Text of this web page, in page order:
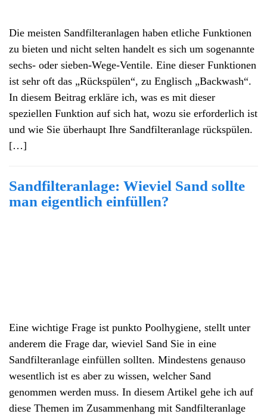
Die meisten Sandfilteranlagen haben etliche Funktionen
zu bieten und nicht selten handelt es sich um sogenannte
sechs- oder sieben-Wege-Ventile. Eine dieser Funktionen
ist sehr oft das „Rückspülen“, zu Englisch „Backwash“.
In diesem Beitrag erkläre ich, was es mit dieser
speziellen Funktion auf sich hat, wozu sie erforderlich ist
und wie Sie überhaupt Ihre Sandfilteranlage rückspülen.
[…]
Sandfilteranlage: Wieviel Sand sollte
man eigentlich einfüllen?
Eine wichtige Frage ist punkto Poolhygiene, stellt unter
anderem die Frage dar, wieviel Sand Sie in eine
Sandfilteranlage einfüllen sollten. Mindestens genauso
wesentlich ist es aber zu wissen, welcher Sand
genommen werden muss. In diesem Artikel gehe ich auf
diese Themen im Zusammenhang mit Sandfilteranlage